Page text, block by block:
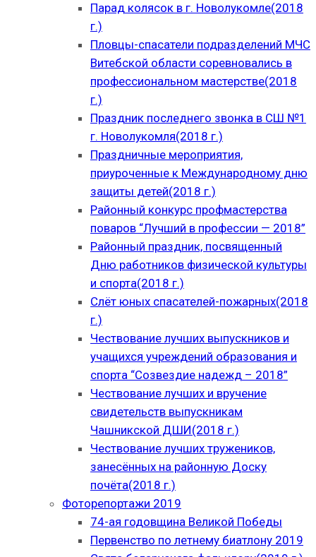
Парад колясок в г. Новолукомле(2018
г.)
Пловцы-спасатели подразделений МЧС
Витебской области соревновались в
профессиональном мастерстве(2018
г.)
Праздник последнего звонка в СШ №1
г. Новолукомля(2018 г.)
Праздничные мероприятия,
приуроченные к Международному дню
защиты детей(2018 г.)
Районный конкурс профмастерства
поваров “Лучший в профессии — 2018”
Районный праздник, посвященный
Дню работников физической культуры
и спорта(2018 г.)
Слёт юных спасателей-пожарных(2018
г.)
Чествование лучших выпускников и
учащихся учреждений образования и
спорта “Созвездие надежд – 2018”
Чествование лучших и вручение
свидетельств выпускникам
Чашникской ДШИ(2018 г.)
Чествование лучших тружеников,
занесённых на районную Доску
почёта(2018 г.)
Фоторепортажи 2019
74-ая годовщина Великой Победы
Первенство по летнему биатлону 2019